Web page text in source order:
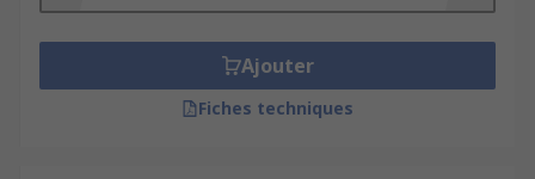
de capteurs pour contrôler avec précision
leur position.
: la capacité de charge utile
des bras articulés varie en fonction du
Ajouter
Fiches techniques